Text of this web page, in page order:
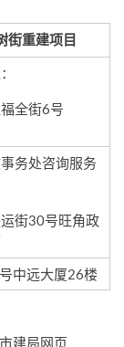
街重建项目
全街6号
务处咨询服务
街30号旺角政
中远大厦26楼
建局网页